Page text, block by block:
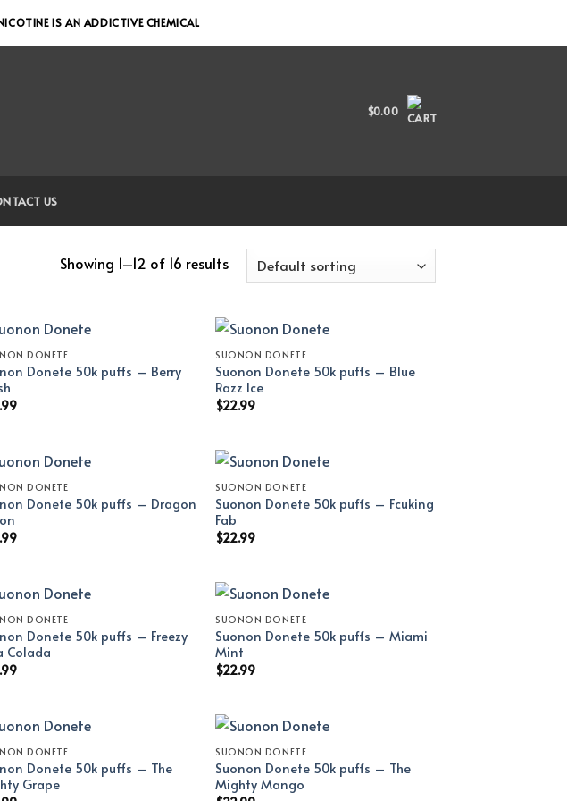
IS AN ADDICTIVE CHEMICAL
$0.00
US
Showing 1–12 of 16 results
DONETE
Donete 50k puffs – Berry
SUONON DONETE
Suonon Donete 50k puffs – Blue
Razz Ice
$22.99
DONETE
Donete 50k puffs – Dragon
SUONON DONETE
Suonon Donete 50k puffs – Fcuking
Fab
$22.99
DONETE
Donete 50k puffs – Freezy
Colada
SUONON DONETE
Suonon Donete 50k puffs – Miami
Mint
$22.99
DONETE
Donete 50k puffs – The
Grape
SUONON DONETE
Suonon Donete 50k puffs – The
Mighty Mango